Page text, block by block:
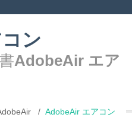
ン
AdobeAir エア
AdobeAir エアコン